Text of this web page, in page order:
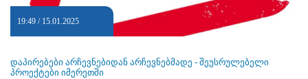
19:49 / 15.01.2025
დაპირებები არჩევნებიდან არჩევნებმადე - შეუსრულებელი
პროექტები იმერეთში